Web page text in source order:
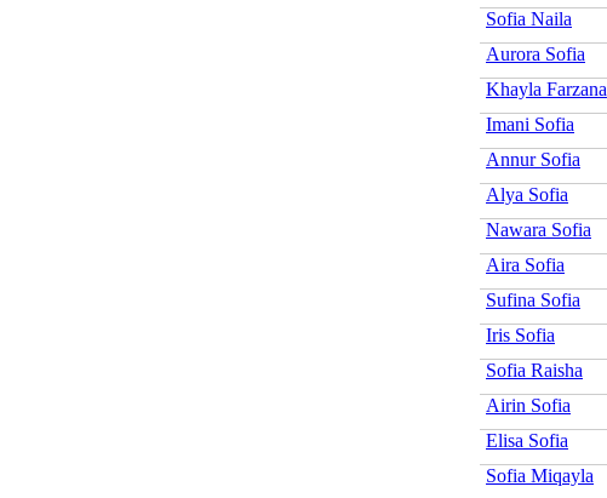
Sofia Naila
Aurora Sofia
Khayla Farzana
Imani Sofia
Annur Sofia
Alya Sofia
Nawara Sofia
Aira Sofia
Sufina Sofia
Iris Sofia
Sofia Raisha
Airin Sofia
Elisa Sofia
Sofia Miqayla